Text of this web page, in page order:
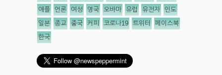
애플 언론 여성 영국 오바마 유럽 유전자 인도
일본 종교 중국 커피 코로나19 트위터 페이스북
한국